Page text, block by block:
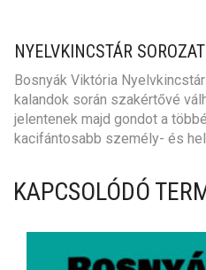
NYELVKINCSTÁR
Bosnyák Viktória
kalandok során szakértővé
jelentenek majd gondot a
kacifántosabb személy- és
KAPCSOLÓDÓ